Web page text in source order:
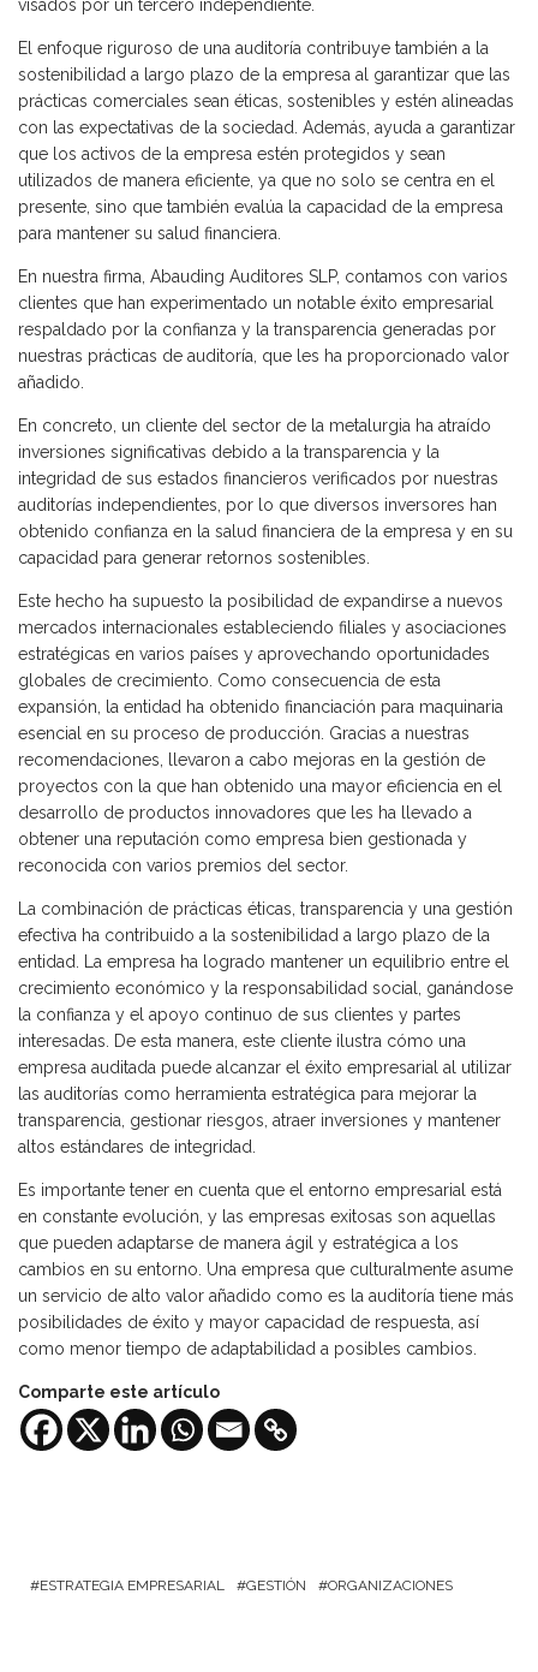
visados por un tercero independiente.
El enfoque riguroso de una auditoría contribuye también a la
sostenibilidad a largo plazo de la empresa al garantizar que las
prácticas comerciales sean éticas, sostenibles y estén alineadas
con las expectativas de la sociedad. Además, ayuda a garantizar
que los activos de la empresa estén protegidos y sean
utilizados de manera eficiente, ya que no solo se centra en el
presente, sino que también evalúa la capacidad de la empresa
para mantener su salud financiera.
En nuestra firma, Abauding Auditores SLP, contamos con varios
clientes que han experimentado un notable éxito empresarial
respaldado por la confianza y la transparencia generadas por
nuestras prácticas de auditoría, que les ha proporcionado valor
añadido.
En concreto, un cliente del sector de la metalurgia ha atraído
inversiones significativas debido a la transparencia y la
integridad de sus estados financieros verificados por nuestras
auditorías independientes, por lo que diversos inversores han
obtenido confianza en la salud financiera de la empresa y en su
capacidad para generar retornos sostenibles.
Este hecho ha supuesto la posibilidad de expandirse a nuevos
mercados internacionales estableciendo filiales y asociaciones
estratégicas en varios países y aprovechando oportunidades
globales de crecimiento. Como consecuencia de esta
expansión, la entidad ha obtenido financiación para maquinaria
esencial en su proceso de producción. Gracias a nuestras
recomendaciones, llevaron a cabo mejoras en la gestión de
proyectos con la que han obtenido una mayor eficiencia en el
desarrollo de productos innovadores que les ha llevado a
obtener una reputación como empresa bien gestionada y
reconocida con varios premios del sector.
La combinación de prácticas éticas, transparencia y una gestión
efectiva ha contribuido a la sostenibilidad a largo plazo de la
entidad. La empresa ha logrado mantener un equilibrio entre el
crecimiento económico y la responsabilidad social, ganándose
la confianza y el apoyo continuo de sus clientes y partes
interesadas. De esta manera, este cliente ilustra cómo una
empresa auditada puede alcanzar el éxito empresarial al utilizar
las auditorías como herramienta estratégica para mejorar la
transparencia, gestionar riesgos, atraer inversiones y mantener
altos estándares de integridad.
Es importante tener en cuenta que el entorno empresarial está
en constante evolución, y las empresas exitosas son aquellas
que pueden adaptarse de manera ágil y estratégica a los
cambios en su entorno. Una empresa que culturalmente asume
un servicio de alto valor añadido como es la auditoría tiene más
posibilidades de éxito y mayor capacidad de respuesta, así
como menor tiempo de adaptabilidad a posibles cambios.
Comparte este artículo
ESTRATEGIA EMPRESARIAL GESTIÓN ORGANIZACIONES